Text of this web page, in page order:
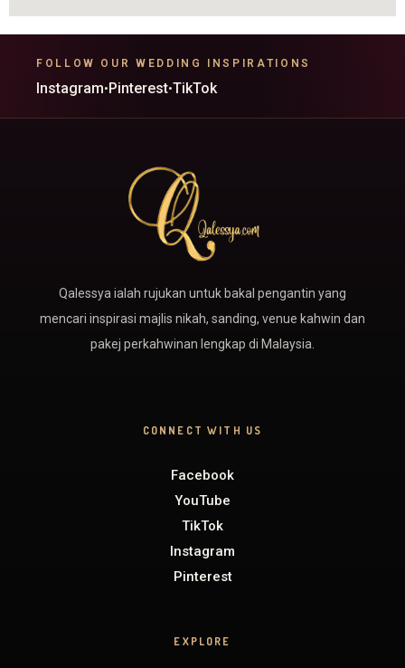
FOLLOW OUR WEDDING INSPIRATIONS
Instagram• Pinterest•TikTok
Qalessya ialah rujukan untuk bakal pengantin yang
mencari inspirasi majlis nikah, sanding, venue kahwin dan
pakej perkahwinan lengkap di Malaysia.
CONNECT WITH US
Facebook
YouTube
TikTok
Instagram
Pinterest
EXPLORE